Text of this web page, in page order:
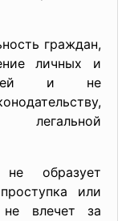
граждан,
личных и
и не
легальной
не образует
или
не влечет за